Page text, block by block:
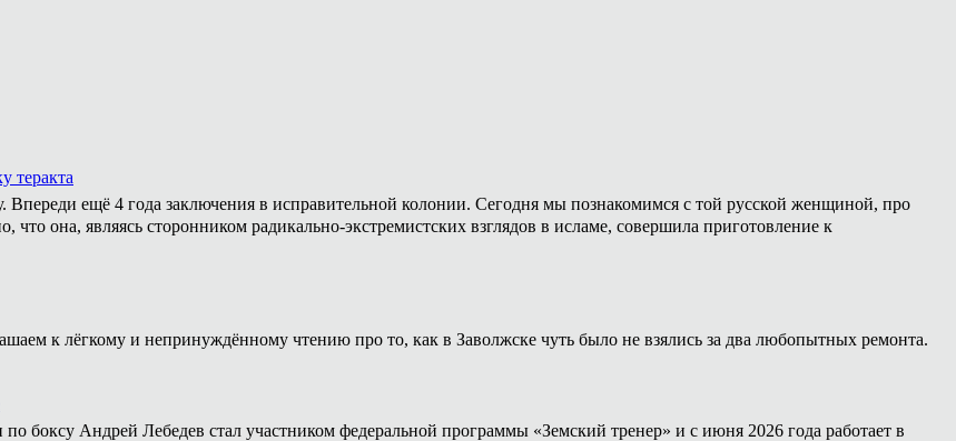
теракта
ещё 4 года заключения в исправительной колонии. Сегодня мы познакомимся с той русской женщиной, про
что она, являясь сторонником радикально-экстремистских взглядов в исламе, совершила приготовление к
к лёгкому и непринуждённому чтению про то, как в Заволжске чуть было не взялись за два любопытных ремонта.
боксу Андрей Лебедев стал участником федеральной программы «Земский тренер» и с июня 2026 года работает в